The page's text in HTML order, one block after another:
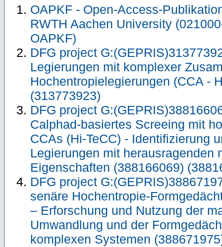
OAPKF - Open-Access-
RWTH Aachen University
OAPKF)
DFG project
Legierungen mit komplexer
Hochentropielegierungen (CCA -
(313773923)
DFG project
Calphad-basiertes Screeing mit
CCAs (Hi-TeCC) - Identifizierung
Legierungen mit herausragenden
Eigenschaften (388166069)
DFG project
senäre Hochentropie-
– Erforschung und Nutzung der
Umwandlung und der
komplexen Systemen